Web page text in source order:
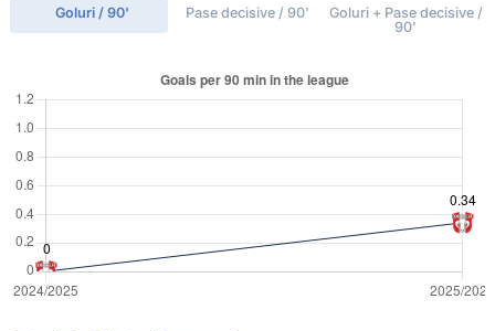
Goluri / 90' Pase decisive / 90'
Goluri + Pase decisive /
90'